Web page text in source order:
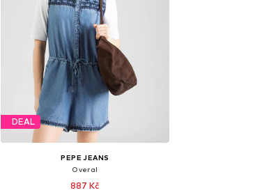
DEAL
PEPE JEANS
Overal
887 Kč